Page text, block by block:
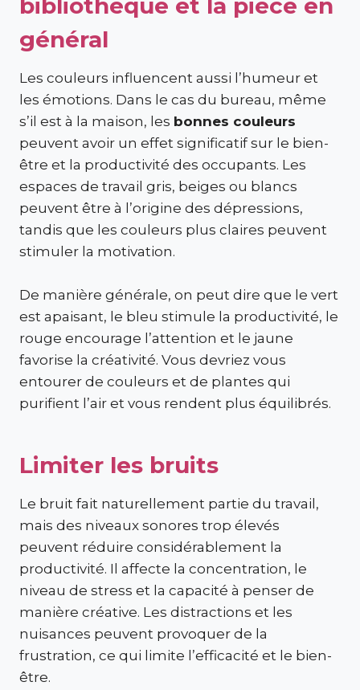
général
Les couleurs influencent aussi l’humeur et
les émotions. Dans le cas du bureau, même
s’il est à la maison, les bonnes couleurs
peuvent avoir un effet significatif sur le bien-
être et la productivité des occupants. Les
espaces de travail gris, beiges ou blancs
peuvent être à l’origine des dépressions,
tandis que les couleurs plus claires peuvent
stimuler la motivation.
De manière générale, on peut dire que le vert
est apaisant, le bleu stimule la productivité, le
rouge encourage l’attention et le jaune
favorise la créativité. Vous devriez vous
entourer de couleurs et de plantes qui
purifient l’air et vous rendent plus équilibrés.
Limiter les bruits
Le bruit fait naturellement partie du travail,
mais des niveaux sonores trop élevés
peuvent réduire considérablement la
productivité. Il affecte la concentration, le
niveau de stress et la capacité à penser de
manière créative. Les distractions et les
nuisances peuvent provoquer de la
frustration, ce qui limite l’efficacité et le bien-
être.